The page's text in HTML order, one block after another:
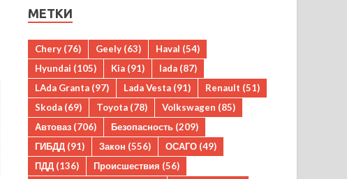
МЕТКИ
Chery (76) Geely (63) Haval (54)
Hyundai (105) Kia (91) lada (87)
LAda Granta (97) Lada Vesta (91) Renault (51)
Skoda (69) Toyota (78) Volkswagen (85)
Автоваз (706) Безопасность (209)
ГИБДД (91) Закон (556) ОСАГО (49)
ПДД (136) Происшествия (56)